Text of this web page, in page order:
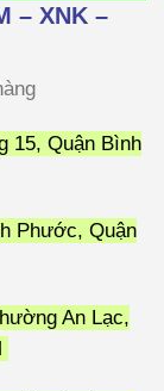
– XNK –
15, Quận Bình
Phước, Quận
An Lạc,